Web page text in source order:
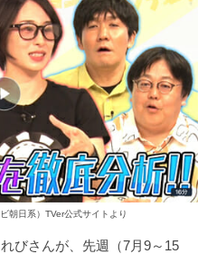
朝日系） TVer公式サイト より
びさんが、先週（7月9～15